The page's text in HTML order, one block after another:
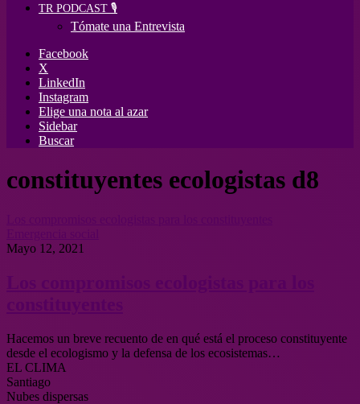
TR PODCAST 🎙️
Tómate una Entrevista
Facebook
X
LinkedIn
Instagram
Elige una nota al azar
Sidebar
Buscar
constituyentes ecologistas d8
Mayo 12, 2021
Hacemos un breve recuento de en qué está el proceso constituyente
desde el ecologismo y la defensa de los ecosistemas…
EL CLIMA
Santiago
Nubes dispersas